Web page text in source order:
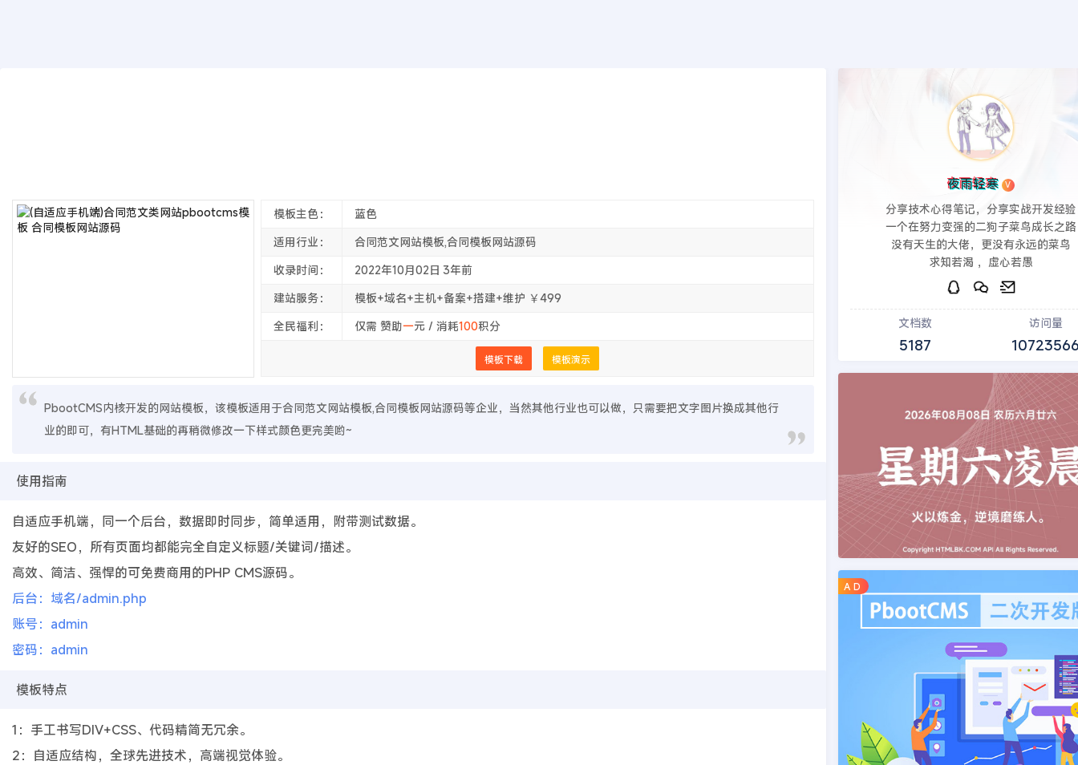
模板主色：
蓝色
适用行业：
合同范文网站模板,合同模板网站源码
收录时间：
2022年10月02日 3年前
建站服务：
模板+域名+主机+备案+搭建+维护 ￥499
全民福利：
仅需 赞助一元 / 消耗100积分
模板下载 模板演示
PbootCMS内核开发的网站模板，该模板适用于合同范文网站模板,合同模板网站源码等企业，当然其他行业也可以做，只需要把文字图片换成其他行
业的即可，有HTML基础的再稍微修改一下样式颜色更完美哟~
使用指南
自适应手机端，同一个后台，数据即时同步，简单适用，附带测试数据。
友好的SEO，所有页面均都能完全自定义标题/关键词/描述。
高效、简洁、强悍的可免费商用的PHP CMS源码。
后台：域名/admin.php
账号：admin
密码：admin
模板特点
1：手工书写DIV+CSS、代码精简无冗余。
2：自适应结构，全球先进技术，高端视觉体验。
夜雨轻寒 V
分享技术心得笔记，分享实战开发经验
一个在努力变强的二狗子菜鸟成长之路
没有天生的大佬，更没有永远的菜鸟
求知若渴 ，虚心若愚
文档数
5187
访问量
A D